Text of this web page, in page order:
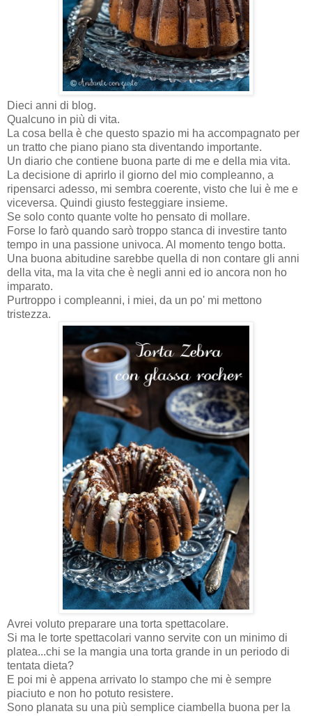
Dieci anni di blog.
Qualcuno in più di vita.
La cosa bella è che questo spazio mi ha accompagnato per
un tratto che piano piano sta diventando importante.
Un diario che contiene buona parte di me e della mia vita.
La decisione di aprirlo il giorno del mio compleanno, a
ripensarci adesso, mi sembra coerente, visto che lui è me e
viceversa. Quindi giusto festeggiare insieme.
Se solo conto quante volte ho pensato di mollare.
Forse lo farò quando sarò troppo stanca di investire tanto
tempo in una passione univoca. Al momento tengo botta.
Una buona abitudine sarebbe quella di non contare gli anni
della vita, ma la vita che è negli anni ed io ancora non ho
imparato.
Purtroppo i compleanni, i miei, da un po' mi mettono
tristezza.
Avrei voluto preparare una torta spettacolare.
Si ma le torte spettacolari vanno servite con un minimo di
platea...chi se la mangia una torta grande in un periodo di
tentata dieta?
E poi mi è appena arrivato lo stampo che mi è sempre
piaciuto e non ho potuto resistere.
Sono planata su una più semplice ciambella buona per la